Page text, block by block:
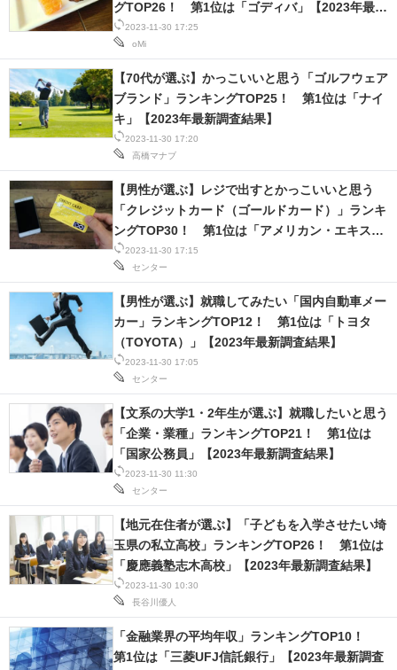
2023-11-30 17:25
oMi
グTOP26！ 第1位は「ゴディバ」【2023年最新
調査結果】
2023-11-30 17:20
高橋マナブ
【70代が選ぶ】かっこいいと思う「ゴルフウェア
ブランド」ランキングTOP25！ 第1位は「ナイ
キ」【2023年最新調査結果】
2023-11-30 17:15
センター
【男性が選ぶ】レジで出すとかっこいいと思う
「クレジットカード（ゴールドカード）」ランキ
ングTOP30！ 第1位は「アメリカン・エキスプ
レス・ゴールド・カード」【2023年最新調査結
果】
2023-11-30 17:05
センター
【男性が選ぶ】就職してみたい「国内自動車メー
カー」ランキングTOP12！ 第1位は「トヨタ
（TOYOTA）」【2023年最新調査結果】
2023-11-30 11:30
センター
【文系の大学1・2年生が選ぶ】就職したいと思う
「企業・業種」ランキングTOP21！ 第1位は
「国家公務員」【2023年最新調査結果】
2023-11-30 10:30
長谷川優人
【地元在住者が選ぶ】「子どもを入学させたい埼
玉県の私立高校」ランキングTOP26！ 第1位は
「慶應義塾志木高校」【2023年最新調査結果】
「金融業界の平均年収」ランキングTOP10！
第1位は「三菱UFJ信託銀行」【2023年最新調査